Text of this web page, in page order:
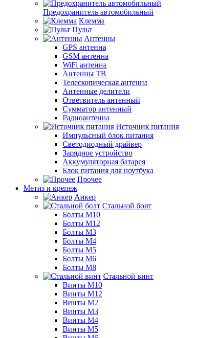
Предохранитель автомобильный
Клемма
Пульт
Антенны
GPS антенна
GSM антенна
WiFi антенна
Антенны ТВ
Телескопическая антенна
Антенные делители
Ответвитель антенный
Сумматор антенный
Радиоантенна
Источник питания
Импульсный блок питания
Светодиодный драйвер
Зарядное устройство
Аккумуляторная батарея
Блок питания для ноутбука
Прочее
Метиз и крепеж
Анкер
Стальной болт
Болты М10
Болты М12
Болты М3
Болты М4
Болты М5
Болты М6
Болты М8
Стальной винт
Винты М10
Винты М12
Винты М2
Винты М3
Винты М4
Винты М5